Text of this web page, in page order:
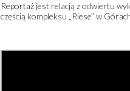
Reportaż jest relacją z odwiertu
częścią kompleksu „Riese” w